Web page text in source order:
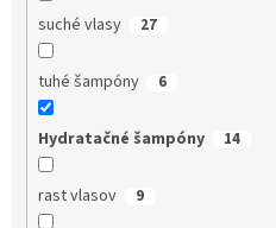
suché vlasy 27
tuhé šampóny 6
Hydratačné šampóny 14
rast vlasov 9